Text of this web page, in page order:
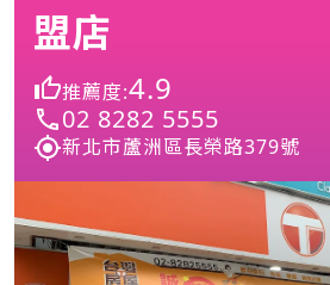
盟店
推薦度:4.9
02 8282 5555
新北市蘆洲區長榮路379號